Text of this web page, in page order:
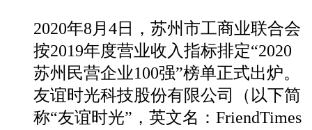
​2020年8月4日，苏州市工商业联合会
按2019年度营业收入指标排定“2020
苏州民营企业100强”榜单正式出炉。
友谊时光科技股份有限公司（以下简
称“友谊时光”，英文名：FriendTimes